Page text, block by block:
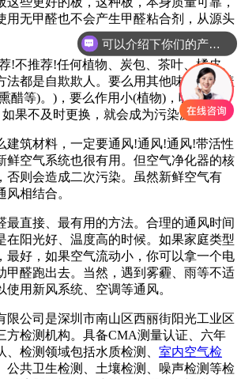
用无甲醛也不会产生甲醛粘合剂，从源头
推荐!任何植物、炭包、茶叶、橘皮、
法都是自欺欺人。要么用其他味道来掩盖
醋等)。)，要么作用小(植物)，吸收范围
果不及时更换，就会成为污染源。
筑材料，一定要通风!通风!通风!带活性
鲜空气系统也很有用。但空气净化器的核
否则会造成二次污染。虽然新鲜空气有
相结合。
直接、最有用的方法。合理的通风时间
在阳光好、温度高的时候。如果家庭类型
最好，如果空气流动小，你可以拿一个电
甲醛跑出去。当然，遇到雾霾、雨等不适
用新风系统、空调等通风。
公司是深圳市南山区西丽街阳光工业区
方检测机构。具备CMA测量认证、六年
检测领域包括水质检测、 室内空气检
公共卫生检测、土壤检测、噪声检测等检
可以介绍下你们的产品么
你们是怎么收费的呢